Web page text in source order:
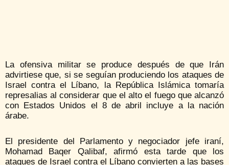
La ofensiva militar se produce después de que Irán
advirtiese que, si se seguían produciendo los ataques de
Israel contra el Líbano, la República Islámica tomaría
represalias al considerar que el alto el fuego que alcanzó
con Estados Unidos el 8 de abril incluye a la nación
árabe.
El presidente del Parlamento y negociador jefe iraní,
Mohamad Baqer Qalibaf, afirmó esta tarde que los
ataques de Israel contra el Líbano convierten a las bases